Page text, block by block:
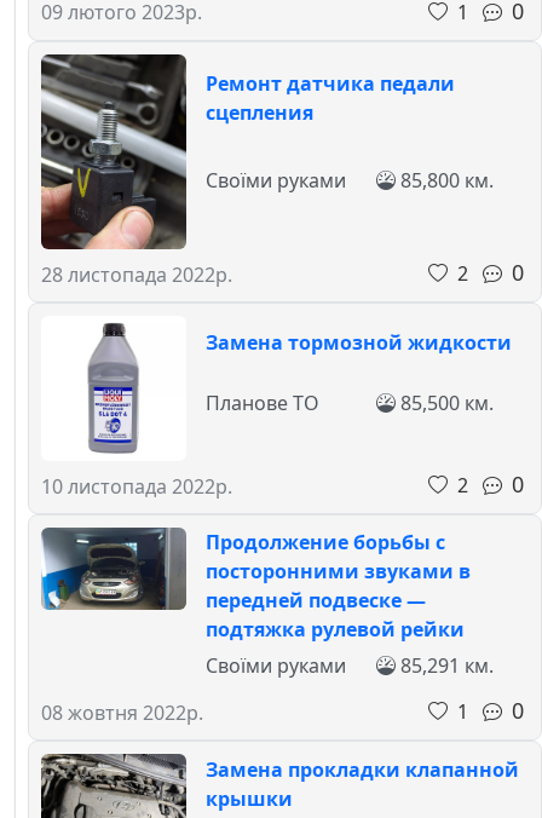
09 лютого 2023р. 1 0
Ремонт датчика педали
сцепления
28 листопада 2022р.
Своїми руками 85,800 км.
2 0
Замена тормозной жидкости
10 листопада 2022р.
Планове ТО 85,500 км.
2 0
Продолжение борьбы с
посторонними звуками в
передней подвеске —
подтяжка рулевой рейки
08 жовтня 2022р.
Своїми руками
85,291 км.
1
0
Замена прокладки клапанной
крышки